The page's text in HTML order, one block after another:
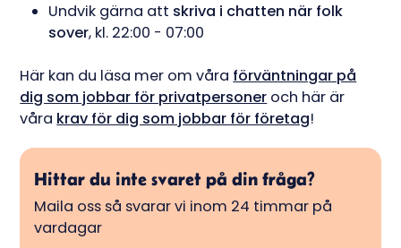
Undvik gärna att skriva i chatten när folk
sover, kl. 22:00 - 07:00
Här kan du läsa mer om våra förväntningar på
dig som jobbar för privatpersoner och här är
våra krav för dig som jobbar för företag!
Hittar du inte svaret på din fråga?
Maila oss så svarar vi inom 24 timmar på
vardagar